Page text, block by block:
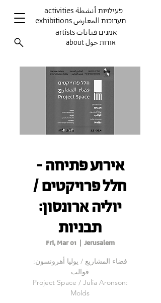
activities פעילויות أنشطة
exhibitions תערוכות المعارض
artists אמנים فنانات
about אודות حول
אירוע פתיחה -
חלל פרויקטים /
יוליה ארונסון:
תבניות
Fri, Mar 01
  |
Jerusalem
فضاء المشاريع / يوليا أهرونسون:
Project Space / Julia Aronson:
Molds